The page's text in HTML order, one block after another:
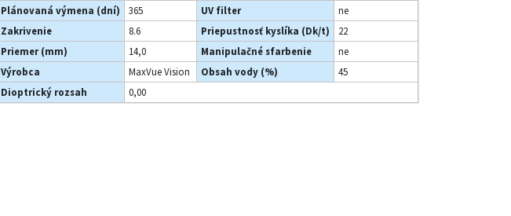
Plánovaná výmena (dní)
365 UV filter
ne
Zakrivenie
8.6 Priepustnosť kyslíka (Dk/t)
22
Priemer (mm)
14,0 Manipulačné sfarbenie
ne
Výrobca
MaxVue Vision Obsah vody (%)
45
Dioptrický rozsah
0,00